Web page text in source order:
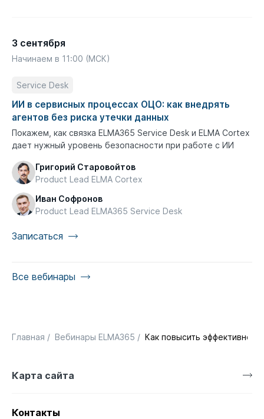
3 сентября
Начинаем в 11:00 (МСК)
Service Desk
ИИ в сервисных процессах ОЦО: как внедрять
агентов без риска утечки данных
Покажем, как связка ELMA365 Service Desk и ELMA Cortex
дает нужный уровень безопасности при работе с ИИ
Григорий Старовойтов
Product Lead ELMA Cortex
Иван Софронов
Product Lead ELMA365 Service Desk
Записаться
Все вебинары
Главная / Вебинары ELMA365 / Как повысить
Карта сайта
Контакты